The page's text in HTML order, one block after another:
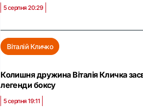
5 серпня 20:29
Віталій Кличко
Колишня дружина Віталія Кличка
легенди боксу
5 серпня 19:11